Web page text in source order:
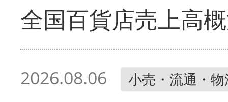
全国百貨店売上高
2026.08.06 小売・流通・